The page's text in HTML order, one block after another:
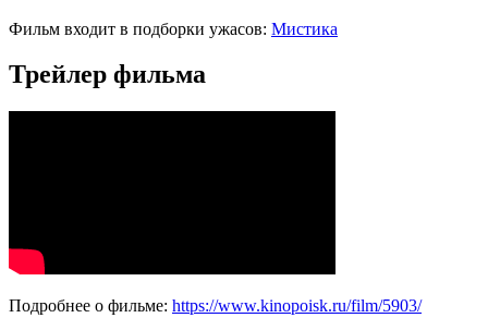
Фильм входит в подборки ужасов: Мистика
Трейлер фильма
Подробнее о фильме: https://www.kinopoisk.ru/film/5903/